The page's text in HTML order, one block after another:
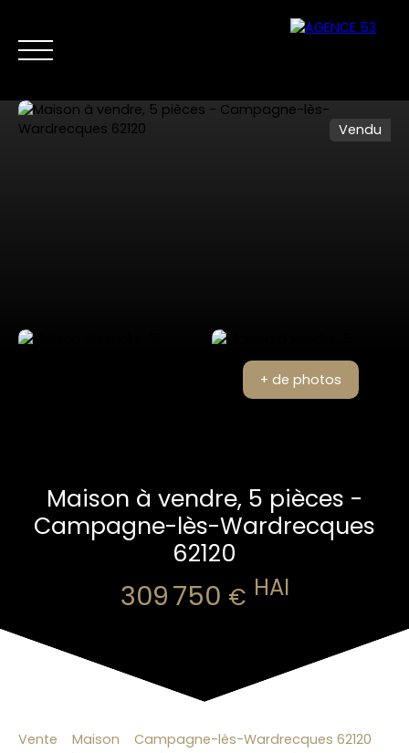
Vendu
+ de photos
Maison à vendre, 5 pièces -
Campagne-lès-Wardrecques
62120
309 750 € HAI
Vente Maison
Campagne-lès-Wardrecques 62120